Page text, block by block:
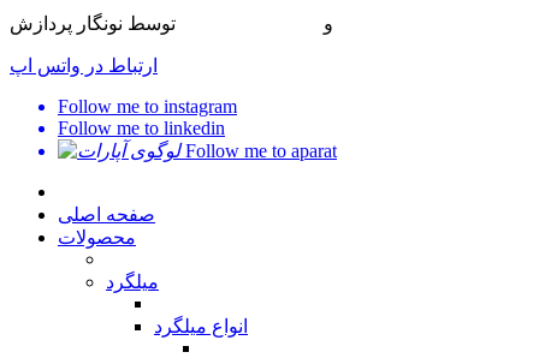
و توسط نونگار پردازش
ارتباط در واتس اپ
Follow me to instagram
Follow me to linkedin
Follow me to aparat
صفحه اصلی
محصولات
میلگرد
انواع میلگرد